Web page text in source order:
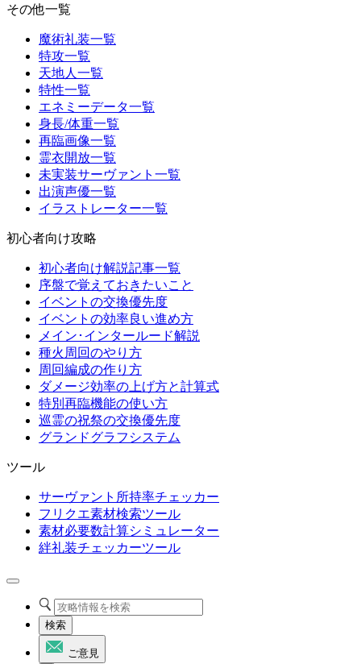
その他一覧
魔術礼装一覧
特攻一覧
天地人一覧
特性一覧
エネミーデータ一覧
身長/体重一覧
再臨画像一覧
霊衣開放一覧
未実装サーヴァント一覧
出演声優一覧
イラストレーター一覧
初心者向け攻略
初心者向け解説記事一覧
序盤で覚えておきたいこと
イベントの交換優先度
イベントの効率良い進め方
メイン･インタールード解説
種火周回のやり方
周回編成の作り方
ダメージ効率の上げ方と計算式
特別再臨機能の使い方
巡霊の祝祭の交換優先度
グランドグラフシステム
ツール
サーヴァント所持率チェッカー
フリクエ素材検索ツール
素材必要数計算シミュレーター
絆礼装チェッカーツール
検索
ご意見